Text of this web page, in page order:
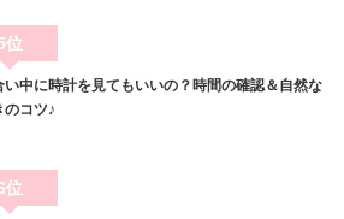
位
い中に時計を見てもいいの？時間の確認＆自然な
のコツ♪
位